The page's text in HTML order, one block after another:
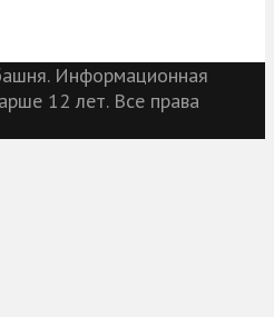
Информационная
12 лет. Все права